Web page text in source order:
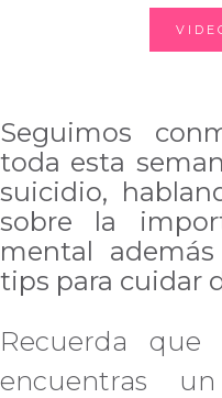
Seguimos
toda esta
suicidio,
sobre la
mental
tips para cuidar
Recuerda que
encuentras